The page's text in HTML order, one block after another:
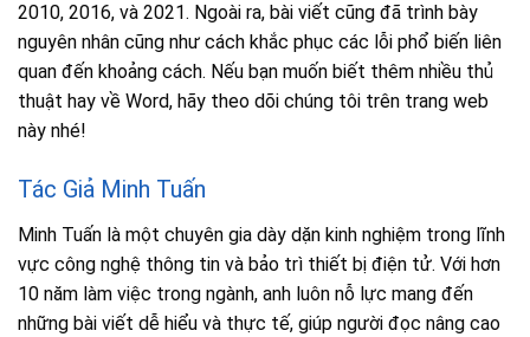
2010, 2016, và 2021. Ngoài ra, bài viết cũng đã trình bày
nguyên nhân cũng như cách khắc phục các lỗi phổ biến liên
quan đến khoảng cách. Nếu bạn muốn biết thêm nhiều thủ
thuật hay về Word, hãy theo dõi chúng tôi trên trang web
này nhé!
Tác Giả Minh Tuấn
Minh Tuấn là một chuyên gia dày dặn kinh nghiệm trong lĩnh
vực công nghệ thông tin và bảo trì thiết bị điện tử. Với hơn
10 năm làm việc trong ngành, anh luôn nỗ lực mang đến
những bài viết dễ hiểu và thực tế, giúp người đọc nâng cao